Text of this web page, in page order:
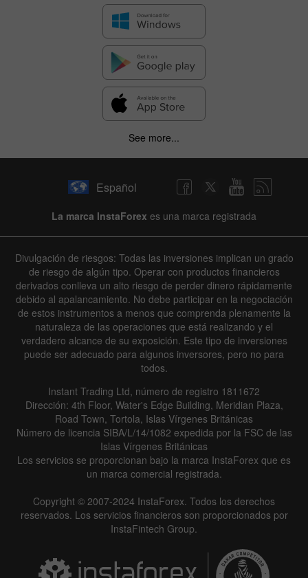
See more...
Español
La marca InstaForex es una marca registrada
Divulgación de riesgos: Todas las inversiones implican un grado
de riesgo de algún tipo. Operar con productos financieros
derivados conlleva un alto riesgo de perder dinero rápidamente
debido al apalancamiento. No debe participar en la negociación
de estos instrumentos a menos que comprenda plenamente la
naturaleza de las operaciones que está realizando y el
verdadero alcance de su exposición. Este tipo de inversiones
puede ser adecuado para algunos inversores, pero no para
todos.
Instant Trading Ltd, número de registro 1811672
Dirección: 4th Floor, Water's Edge Building, Meridian Plaza,
Road Town, Tortola, Islas Vírgenes Británicas
Número de licencia SIBA/L/14/1082 expedida por la FSC de las
Islas Vírgenes Británicas
Los servicios se proporcionan bajo la marca InstaForex que es
un marca comercial registrada.
Copyright © 2007-2024 InstaForex. Todos los derechos
reservados. Los servicios financieros son proporcionados por
InstaFintech Group.